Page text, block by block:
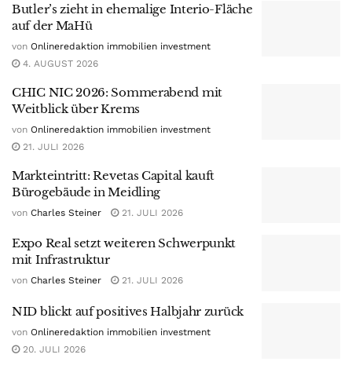
Butler’s zieht in ehemalige Interio-Fläche
auf der MaHü
von Onlineredaktion immobilien investment
4. AUGUST 2026
CHIC NIC 2026: Sommerabend mit
Weitblick über Krems
von Onlineredaktion immobilien investment
21. JULI 2026
Markteintritt: Revetas Capital kauft
Bürogebäude in Meidling
von Charles Steiner 21. JULI 2026
Expo Real setzt weiteren Schwerpunkt
mit Infrastruktur
von Charles Steiner 21. JULI 2026
NID blickt auf positives Halbjahr zurück
von Onlineredaktion immobilien investment
20. JULI 2026